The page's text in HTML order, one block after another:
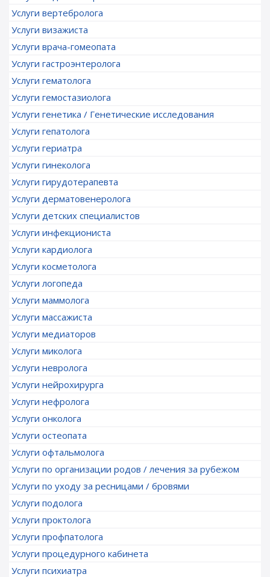
Услуги вертебролога
Услуги визажиста
Услуги врача-гомеопата
Услуги гастроэнтеролога
Услуги гематолога
Услуги гемостазиолога
Услуги генетика / Генетические исследования
Услуги гепатолога
Услуги гериатра
Услуги гинеколога
Услуги гирудотерапевта
Услуги дерматовенеролога
Услуги детских специалистов
Услуги инфекциониста
Услуги кардиолога
Услуги косметолога
Услуги логопеда
Услуги маммолога
Услуги массажиста
Услуги медиаторов
Услуги миколога
Услуги невролога
Услуги нейрохирурга
Услуги нефролога
Услуги онколога
Услуги остеопата
Услуги офтальмолога
Услуги по организации родов / лечения за рубежом
Услуги по уходу за ресницами / бровями
Услуги подолога
Услуги проктолога
Услуги профпатолога
Услуги процедурного кабинета
Услуги психиатра